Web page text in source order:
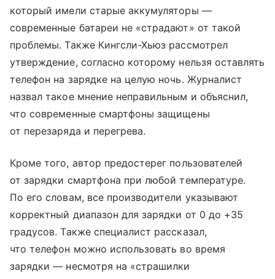
который имели старые аккумуляторы —
современные батареи не «страдают» от такой
проблемы. Также Кингсли-Хьюз рассмотрел
утверждение, согласно которому нельзя оставлять
телефон на зарядке на целую ночь. Журналист
назвал такое мнение неправильным и объяснил,
что современные смартфоны защищены
от перезаряда и перегрева.
Кроме того, автор предостерег пользователей
от зарядки смартфона при любой температуре.
По его словам, все производители указывают
корректный диапазон для зарядки от 0 до +35
градусов. Также специалист рассказал,
что телефон можно использовать во время
зарядки — несмотря на «страшилки